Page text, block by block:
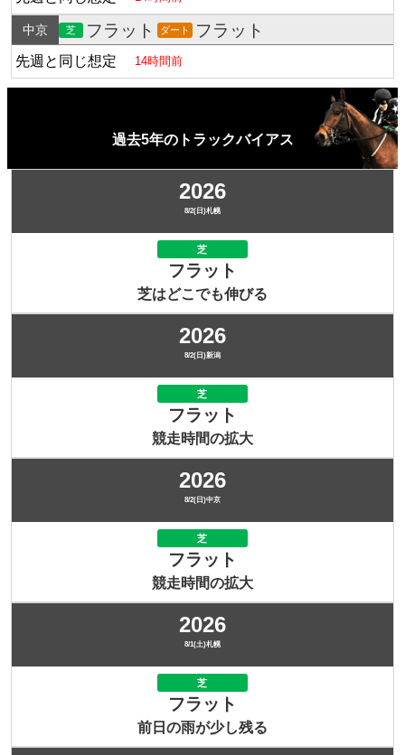
中京 芝 フラット ダート フラット
先週と同じ想定 14時間前
過去5年のトラックバイアス
2026
8/2(日)札幌
芝
フラット
芝はどこでも伸びる
2026
8/2(日)新潟
芝
フラット
競走時間の拡大
2026
8/2(日)中京
芝
フラット
競走時間の拡大
2026
8/1(土)札幌
芝
フラット
前日の雨が少し残る